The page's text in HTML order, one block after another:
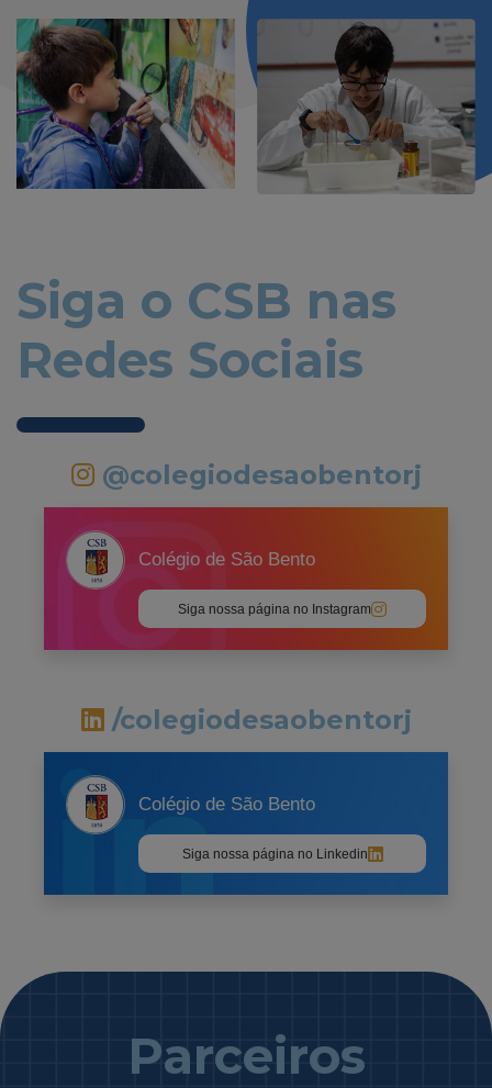
Siga o CSB nas
Redes Sociais
@colegiodesaobentorj
Colégio de São Bento
Siga nossa página no Instagram
/colegiodesaobentorj
Colégio de São Bento
Siga nossa página no Linkedin
Parceiros